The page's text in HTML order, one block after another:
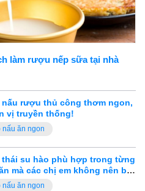
làm rượu nếp sữa tại nhà
nấu rượu thủ công thơm ngon,
vị truyền thống!
nấu ăn ngon
thái su hào phù hợp trong từng
mà các chị em không nên bỏ
nấu ăn ngon